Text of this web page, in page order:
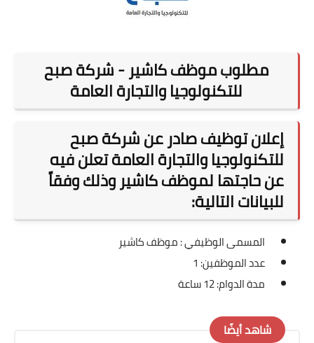
مطلوب موظف كاشير - شركة صبح
للتكنولوجيا والتجارة العامة
إعلان توظيف صادر عن شركة صبح
للتكنولوجيا والتجارة العامة تعلن فيه
عن حاجتها لموظف كاشير وذلك وفقاً
للبيانات التالية:
المسمى الوظيفي : موظف كاشير
عدد الموظفين: 1
مدة الدوام: 12 ساعة
شاهد أيضًا